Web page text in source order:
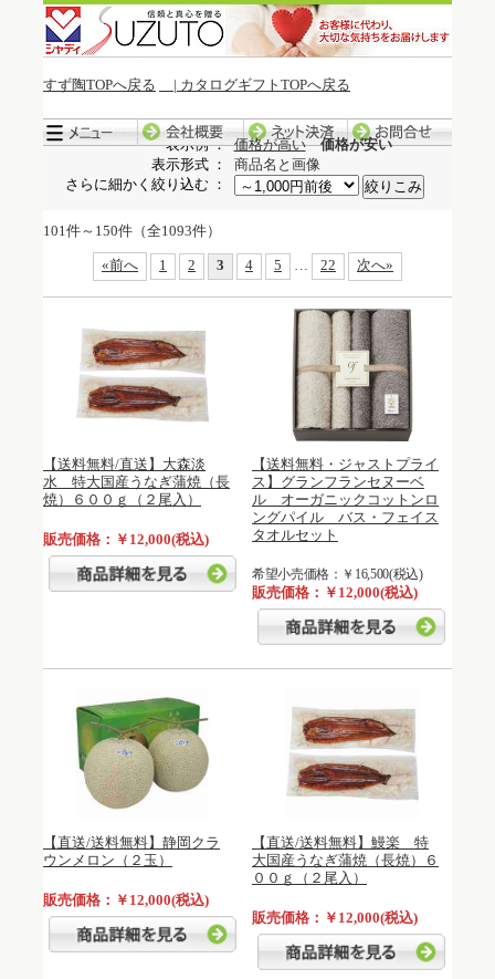
冬季休暇中の発送について
すず陶TOPへ戻る | カタログギフトTOPへ戻る
表示例 ： 価格が高い
価格が安い
表示形式 ：
商品名と画像
さらに細かく絞り込む ：
101件～150件（全1093件）
«前へ 1 2 3 4 5 … 22 次へ»
【送料無料/直送】大森淡
水 特大国産うなぎ蒲焼（長
焼）６００ｇ（２尾入）
販売価格：￥12,000(税込)
【送料無料・ジャストプライ
ス】グランフランセヌーベ
ル オーガニックコットンロ
ングパイル バス・フェイス
タオルセット
希望小売価格：￥16,500(税込)
販売価格：￥12,000(税込)
【直送/送料無料】静岡クラ
ウンメロン（２玉）
販売価格：￥12,000(税込)
【直送/送料無料】鰻楽 特
大国産うなぎ蒲焼（長焼）６
００ｇ（２尾入）
販売価格：￥12,000(税込)